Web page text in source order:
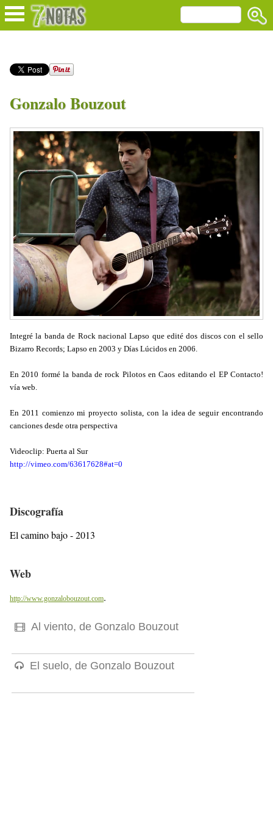
Gonzalo Bouzout
Integré la banda de Rock nacional Lapso que edité dos discos con el sello
Bizarro Records; Lapso en 2003 y Días Lúcidos en 2006.
En 2010 formé la banda de rock Pilotos en Caos editando el EP Contacto!
vía web.
En 2011 comienzo mi proyecto solista, con la idea de seguir encontrando
canciones desde otra perspectiva
Videoclip: Puerta al Sur
http://vimeo.com/63617628#at=0
Discografía
El camino bajo - 2013
Web
http://www.gonzalobouzout.com.
Al viento, de Gonzalo Bouzout
El suelo, de Gonzalo Bouzout